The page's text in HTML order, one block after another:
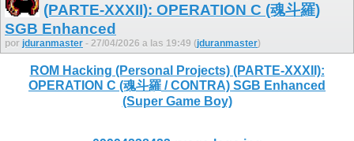
(PARTE-XXXII): OPERATION C (魂斗羅)
SGB Enhanced
por jduranmaster - 27/04/2026 a las 19:49 (jduranmaster)
ROM Hacking (Personal Projects) (PARTE-XXXII):
OPERATION C (魂斗羅 / CONTRA) SGB Enhanced
(Super Game Boy)